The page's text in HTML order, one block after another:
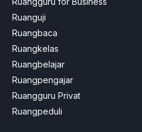
Ruanguji
Ruangbaca
Ruangkelas
Ruangbelajar
Ruangpengajar
Ruangguru Privat
Ruangpeduli